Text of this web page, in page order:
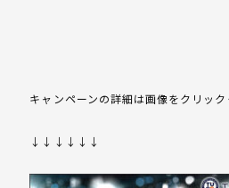
キャンペーンの詳細は画像をクリック
↓↓↓↓↓↓